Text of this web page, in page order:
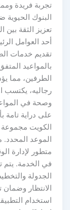
تجربة فريدة
البنوك
تعزيز الثقة بين
أحد العوامل
تقديم خدمات
بالمواعيد
الطرفين، مما
رجاليه، يكتسب
وصحة في
على دراية تامة
الكويت مجموعة
الموعد المحدد.
متطور لإدارة
في الخدمة. يتم
الجدولة
الانتظار
استخدام